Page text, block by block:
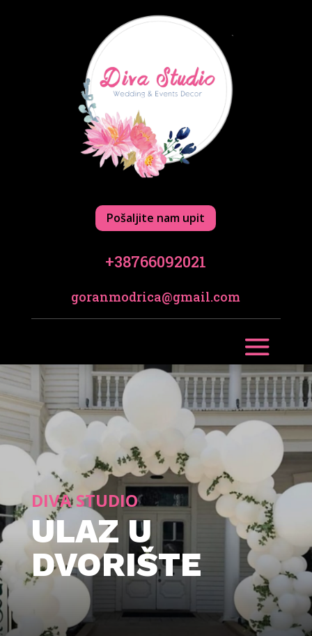
Pošaljite nam upit
+38766092021
goranmodrica@gmail.com
DIVA STUDIO
ULAZ U
DVORIŠTE